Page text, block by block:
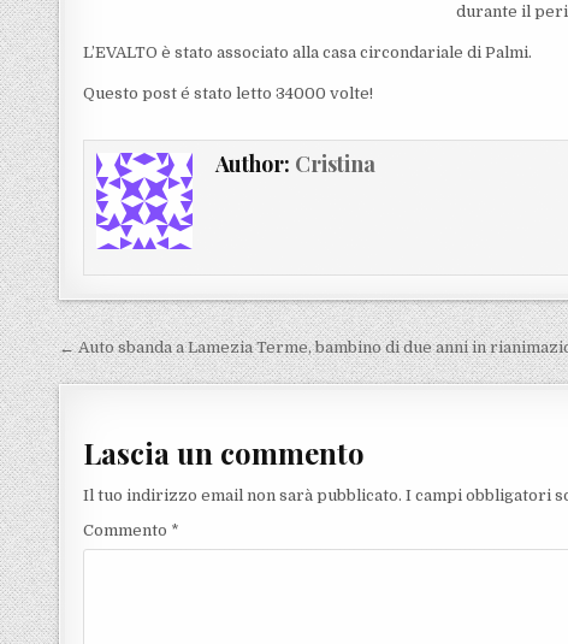
durante il
L’EVALTO è stato associato alla casa circondariale di Palmi.
Questo post é stato letto 34000 volte!
Author: Cristina
Navigazione articoli
← Auto sbanda a Lamezia Terme, bambino di due anni in
Lascia un commento
Il tuo indirizzo email non sarà pubblicato. I campi obbligatori
Commento *